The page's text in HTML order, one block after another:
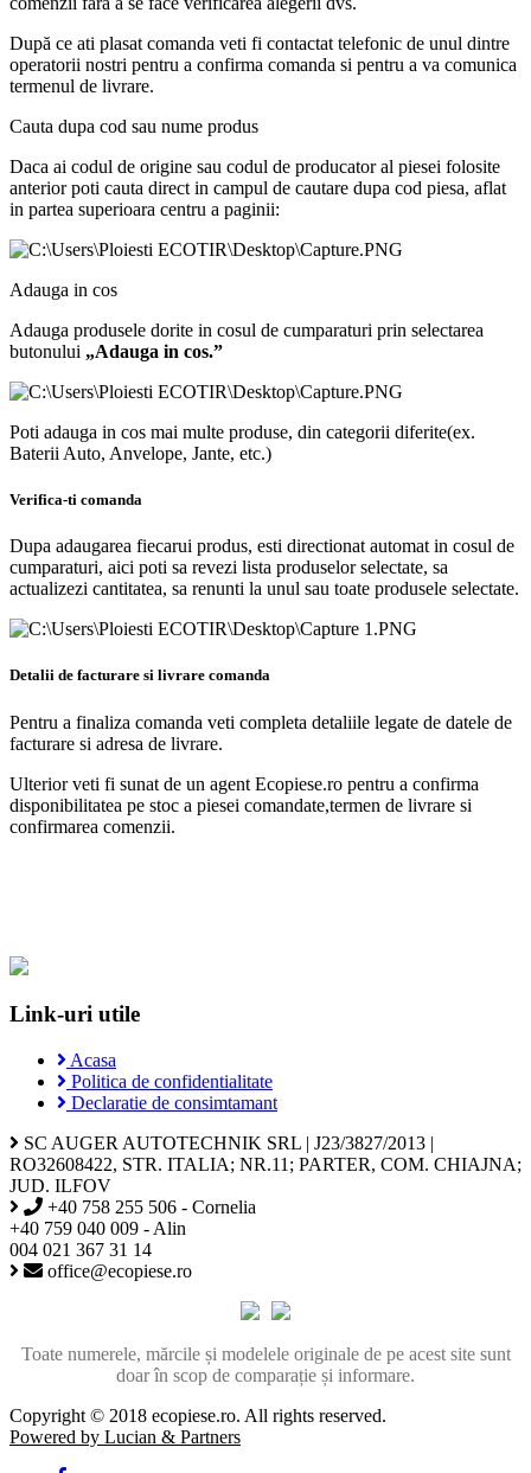
După ce ati plasat comanda veti fi contactat telefonic de unul dintre
operatorii nostri pentru a confirma comanda si pentru a va comunica
termenul de livrare.
Cauta dupa cod sau nume produs
Daca ai codul de origine sau codul de producator al piesei folosite
anterior poti cauta direct in campul de cautare dupa cod piesa, aflat
in partea superioara centru a paginii:
Adauga in cos
Adauga produsele dorite in cosul de cumparaturi prin selectarea
butonului „Adauga in cos.”
Poti adauga in cos mai multe produse, din categorii diferite(ex.
Baterii Auto, Anvelope, Jante, etc.)
Verifica-ti comanda
Dupa adaugarea fiecarui produs, esti directionat automat in cosul de
cumparaturi, aici poti sa revezi lista produselor selectate, sa
actualizezi cantitatea, sa renunti la unul sau toate produsele selectate.
Detalii de facturare si livrare comanda
Pentru a finaliza comanda veti completa detaliile legate de datele de
facturare si adresa de livrare.
Ulterior veti fi sunat de un agent Ecopiese.ro pentru a confirma
disponibilitatea pe stoc a piesei comandate,termen de livrare si
confirmarea comenzii.
Link-uri utile
Acasa
Politica de confidentialitate
Declaratie de consimtamant
SC AUGER AUTOTECHNIK SRL | J23/3827/2013 |
RO32608422, STR. ITALIA; NR.11; PARTER, COM. CHIAJNA;
JUD. ILFOV
+40 758 255 506 - Cornelia
+40 759 040 009 - Alin
004 021 367 31 14
office@ecopiese.ro
Toate numerele, mărcile și modelele originale de pe acest site sunt
doar în scop de comparație și informare.
Copyright © 2018 ecopiese.ro. All rights reserved.
Powered by Lucian & Partners